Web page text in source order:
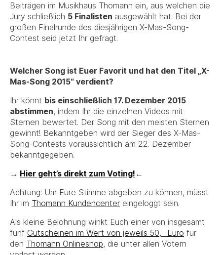
Beiträgen im Musikhaus Thomann ein, aus welchen die
Jury schließlich 5 Finalisten ausgewählt hat. Bei der
großen Finalrunde des diesjährigen X-Mas-Song-
Contest seid jetzt Ihr gefragt.
Welcher Song ist Euer Favorit und hat den Titel „X-
Mas-Song 2015“ verdient?
Ihr könnt bis einschließlich 17. Dezember 2015
abstimmen, indem Ihr die einzelnen Videos mit
Sternen bewertet. Der Song mit den meisten Sternen
gewinnt! Bekanntgeben wird der Sieger des X-Mas-
Song-Contests voraussichtlich am 22. Dezember
bekanntgegeben.
→ Hier geht’s direkt zum Voting! ←
Achtung: Um Eure Stimme abgeben zu können, müsst
Ihr im Thomann Kundencenter eingeloggt sein.
Als kleine Belohnung winkt Euch einer von insgesamt
fünf Gutscheinen im Wert von jeweils 50,- Euro für
den Thomann Onlineshop, die unter allen Votern